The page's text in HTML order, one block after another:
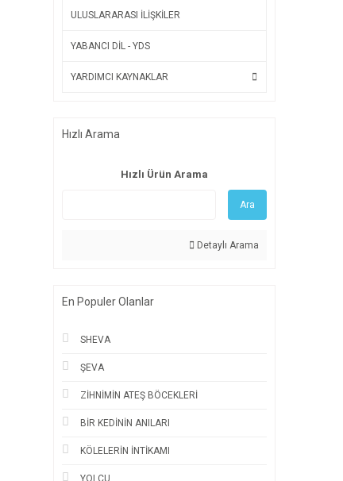
ULUSLARARASI İLİŞKİLER
YABANCI DİL - YDS
YARDIMCI KAYNAKLAR
Hızlı Arama
Hızlı Ürün Arama
Ara
Detaylı Arama
En Populer Olanlar
SHEVA
ŞEVA
ZİHNİMİN ATEŞ BÖCEKLERİ
BİR KEDİNİN ANILARI
KÖLELERİN İNTİKAMI
YOLCU